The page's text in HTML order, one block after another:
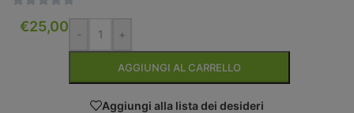
€25,00 - +
AGGIUNGI AL CARRELLO
Aggiungi alla lista dei desideri